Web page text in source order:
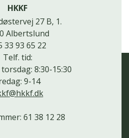
HKKF
27 B, 1.
Albertslund
33 93 65 22
Telf. tid:
8:30-15:30
9-14
61 38 12 28